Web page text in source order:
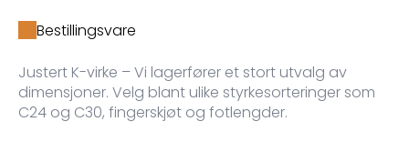
Bestillingsvare
Justert K-virke – Vi lagerfører et stort utvalg av
dimensjoner. Velg blant ulike styrkesorteringer som
C24 og C30, fingerskjøt og fotlengder.